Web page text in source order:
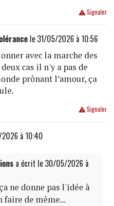
Signaler
le 31/05/2026 à 10:56
avec la marche des
cas il n'y a pas de
prônant l’amour, ça
Signaler
à 10:40
a écrit le 30/05/2026 à
ne donne pas l'idée à
faire de même...